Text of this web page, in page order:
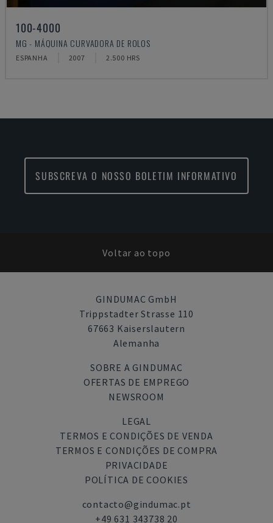
100-4000
MG - MÁQUINA CURVADORA DE ROLOS
ESPANHA 2007 2.500 HRS
SUBSCREVA O NOSSO BOLETIM INFORMATIVO
Voltar ao topo
GINDUMAC GmbH
Trippstadter Strasse 110
67663 Kaiserslautern
Alemanha
SOBRE A GINDUMAC
OFERTAS DE EMPREGO
NEWSROOM
LEGAL
TERMOS E CONDIÇÕES DE VENDA
TERMOS E CONDIÇÕES DE COMPRA
PRIVACIDADE
POLÍTICA DE COOKIES
contacto@gindumac.pt
+49 631 343738 20